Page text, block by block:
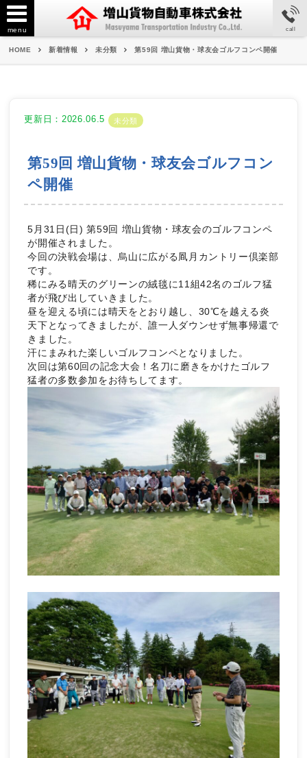
HOME 新着情報 未分類 第59回 増山貨物・球友会ゴルフコンペ開催
更新日：2026.06.5 未分類
第59回 増山貨物・球友会ゴルフコン
ペ開催
5月31日(日) 第59回 増山貨物・球友会のゴルフコンペ
が開催されました。
今回の決戦会場は、烏山に広がる凮月カントリー倶楽部
です。
稀にみる晴天のグリーンの絨毯に11組42名のゴルフ猛
者が飛び出していきました。
昼を迎える頃には晴天をとおり越し、30℃を越える炎
天下となってきましたが、誰一人ダウンせず無事帰還で
きました。
汗にまみれた楽しいゴルフコンペとなりました。
次回は第60回の記念大会！名刀に磨きをかけたゴルフ
猛者の多数参加をお待ちしてます。
menu call